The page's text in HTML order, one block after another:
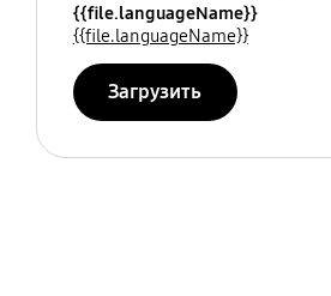
{{file.languageName}}
{{file.languageName}}
Загрузить